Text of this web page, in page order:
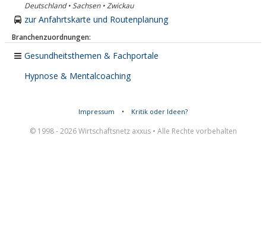
Deutschland • Sachsen • Zwickau
zur Anfahrtskarte und Routenplanung
Branchenzuordnungen:
Gesundheitsthemen & Fachportale
Hypnose & Mentalcoaching
Impressum • Kritik oder Ideen?
© 1998 - 2026 Wirtschaftsnetz axxus • Alle Rechte vorbehalten